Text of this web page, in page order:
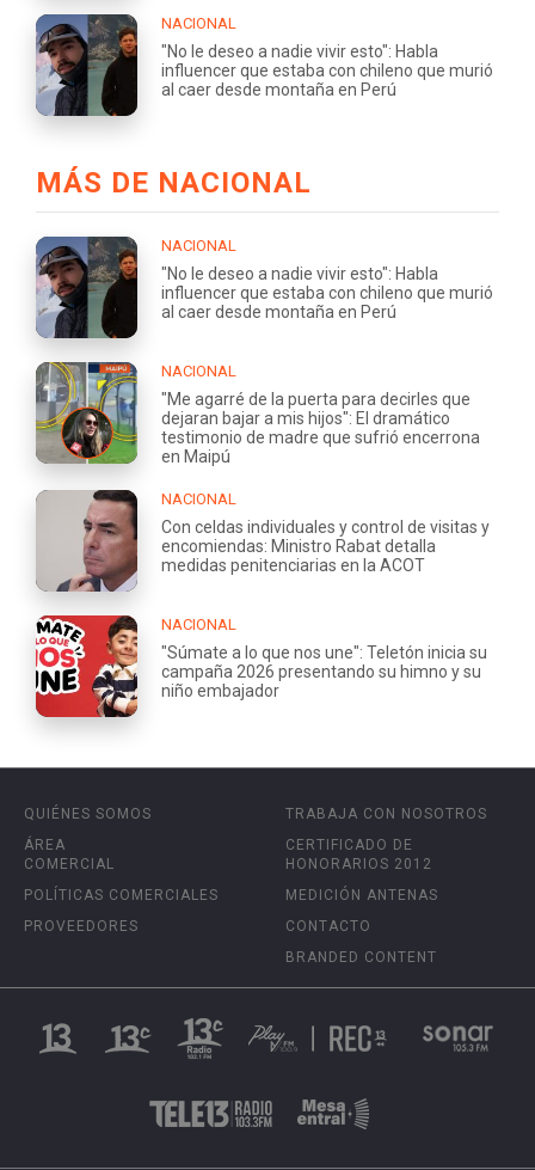
NACIONAL
"No le deseo a nadie vivir esto": Habla
influencer que estaba con chileno que murió
al caer desde montaña en Perú
MÁS DE NACIONAL
NACIONAL
"No le deseo a nadie vivir esto": Habla
influencer que estaba con chileno que murió
al caer desde montaña en Perú
NACIONAL
"Me agarré de la puerta para decirles que
dejaran bajar a mis hijos": El dramático
testimonio de madre que sufrió encerrona
en Maipú
NACIONAL
Con celdas individuales y control de visitas y
encomiendas: Ministro Rabat detalla
medidas penitenciarias en la ACOT
NACIONAL
"Súmate a lo que nos une": Teletón inicia su
campaña 2026 presentando su himno y su
niño embajador
QUIÉNES SOMOS
ÁREA
COMERCIAL
POLÍTICAS COMERCIALES
PROVEEDORES
TRABAJA CON NOSOTROS
CERTIFICADO DE
HONORARIOS 2012
MEDICIÓN ANTENAS
CONTACTO
BRANDED CONTENT